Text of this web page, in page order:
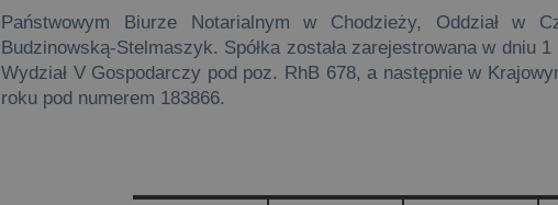
Państwowym Biurze Notarialnym w Chodzieży, Oddział w
Budzinowską-Stelmaszyk. Spółka została zarejestrowana w dniu
Wydział V Gospodarczy pod poz. RhB 678, a następnie w
roku pod numerem 183866.